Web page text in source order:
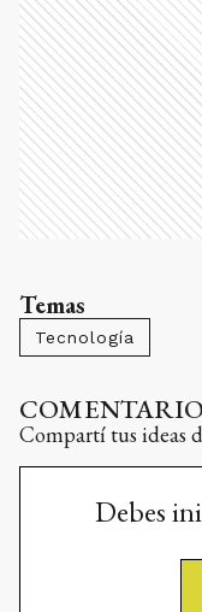
Temas
Tecnología
Compartí tus ideas
Debes